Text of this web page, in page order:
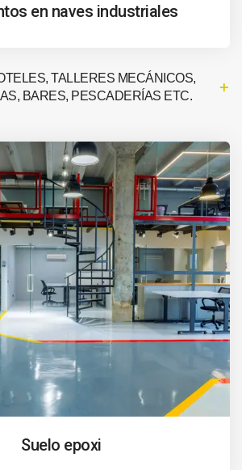
en naves industriales
TALLERES MECÁNICOS,
BARES, PESCADERÍAS ETC.
Suelo epoxi